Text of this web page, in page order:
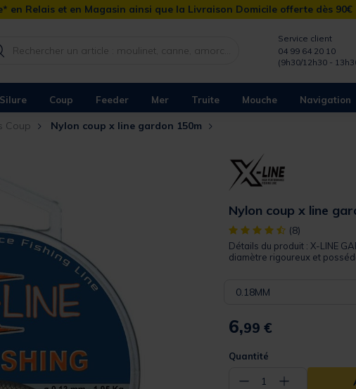
en Relais et en Magasin ainsi que la Livraison Domicile offerte dès 90€
Service client
04 99 64 20 10
(9h30/12h30 -
Silure Coup Feeder Mer Truite Mouche Navigation
Coup Nylon coup x line gardon 150m
Nylon coup x line
[object Object] out of 5
(8)
Détails du produit : X-LINE
diamètre rigoureux et
0.18MM
6,99 €
Quantité
− 1 +